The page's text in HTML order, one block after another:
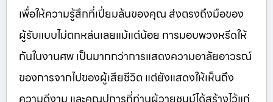
เพื่อให้ความรู้สึกที่เปี่ยมล้นของคุณ ส่งตรงถึงมือของ
ผู้รับแบบไม่ตกหล่นเลยแม้แต่น้อย การมอบพวงหรีดให้
กันในงานศพ เป็นมากกว่าการแสดงความอาลัยอาวรณ์
ของการจากไปของผู้เสียชีวิต แต่ยังแสดงให้เห็นถึง